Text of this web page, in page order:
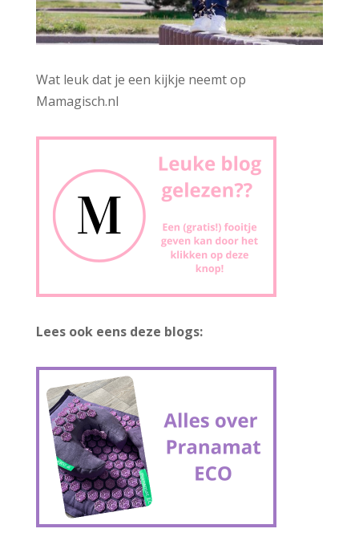
Wat leuk dat je een kijkje neemt op
Mamagisch.nl
Lees ook eens deze blogs: